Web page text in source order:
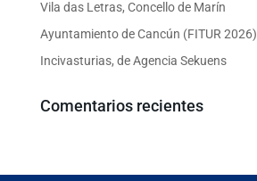
Vila das Letras, Concello de Marín
Ayuntamiento de Cancún (FITUR 2026)
Incivasturias, de Agencia Sekuens
Comentarios recientes